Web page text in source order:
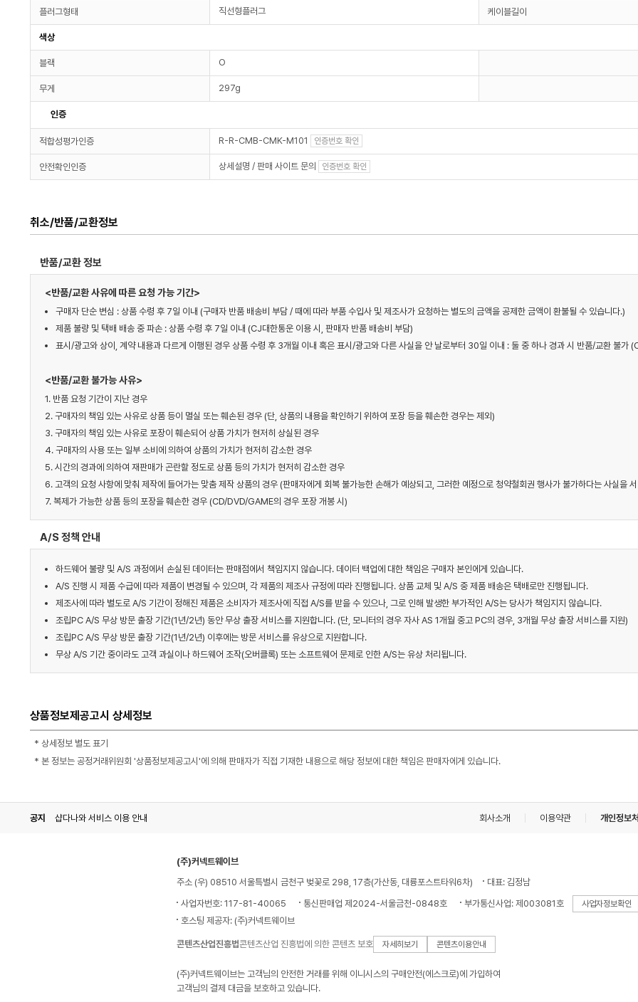
플러그형태 직선형플러그 케이블길이
색상
블랙 O
무게 297g
인증
적합성평가인증 R-R-CMB-CMK-M101 인증번호 확인
안전확인인증 상세설명 / 판매 사이트 문의 인증번호 확인
취소/반품/교환정보
반품/교환 정보
<반품/교환 사유에 따른 요청 가능 기간>
구매자 단순 변심 : 상품 수령 후 7일 이내 (구매자 반품 배송비 부담 / 때에 따라 부품 수입사 및 제조사가 요청하는 별도의 금액을 공제한 금액이 환불될 수 있습니다.)
제품 불량 및 택배 배송 중 파손 : 상품 수령 후 7일 이내 (CJ대한통운 이용 시, 판매자 반품 배송비 부담)
표시/광고와 상이, 계약 내용과 다르게 이행된 경우 상품 수령 후 3개월 이내 혹은 표시/광고와 다른 사실을 안 날로부터 30일 이내 : 둘 중 하나 경과 시 반품/교환 불가
<반품/교환 불가능 사유>
1. 반품 요청 기간이 지난 경우
2. 구매자의 책임 있는 사유로 상품 등이 멸실 또는 훼손된 경우 (단, 상품의 내용을 확인하기 위하여 포장 등을 훼손한 경우는 제외)
3. 구매자의 책임 있는 사유로 포장이 훼손되어 상품 가치가 현저히 상실된 경우
4. 구매자의 사용 또는 일부 소비에 의하여 상품의 가치가 현저히 감소한 경우
5. 시간의 경과에 의하여 재판매가 곤란할 정도로 상품 등의 가치가 현저히 감소한 경우
6. 고객의 요청 사항에 맞춰 제작에 들어가는 맞춤 제작 상품의 경우 (판매자에게 회복 불가능한 손해가 예상되고, 그러한 예정으로 청약철회권 행사가 불가하다는 사실을
7. 복제가 가능한 상품 등의 포장을 훼손한 경우 (CD/DVD/GAME의 경우 포장 개봉 시)
A/S 정책 안내
하드웨어 불량 및 A/S 과정에서 손실된 데이터는 판매점에서 책임지지 않습니다. 데이터 백업에 대한 책임은 구매자 본인에게 있습니다.
A/S 진행 시 제품 수급에 따라 제품이 변경될 수 있으며, 각 제품의 제조사 규정에 따라 진행됩니다. 상품 교체 및 A/S 중 제품 배송은 택배로만 진행됩니다.
제조사에 따라 별도로 A/S 기간이 정해진 제품은 소비자가 제조사에 직접 A/S를 받을 수 있으나, 그로 인해 발생한 부가적인 A/S는 당사가 책임지지 않습니다.
조립PC A/S 무상 방문 출장 기간(1년/2년) 동안 무상 출장 서비스를 지원합니다. (단, 모니터의 경우 자사 AS 1개월 중고 PC의 경우, 3개월 무상 출장 서비스를 지원)
조립PC A/S 무상 방문 출장 기간(1년/2년) 이후에는 방문 서비스를 유상으로 지원합니다.
무상 A/S 기간 중이라도 고객 과실이나 하드웨어 조작(오버클록) 또는 소프트웨어 문제로 인한 A/S는 유상 처리됩니다.
상품정보제공고시 상세정보
* 상세정보 별도 표기
* 본 정보는 공정거래위원회 '상품정보제공고시'에 의해 판매자가 직접 기재한 내용으로 해당 정보에 대한 책임은 판매자에게 있습니다.
공지 샵다나와 서비스 이용 안내 회사소개 이용약관 개인정보
(주)커넥트웨이브
주소 (우) 08510 서울특별시 금천구 벚꽃로 298, 17층(가산동, 대륭포스트타워6차)
대표: 김정남
사업자번호: 117-81-40065
통신판매업 제2024-서울금천-0848호 부가통신사업: 제003081호 사업자정보확인
호스팅 제공자: (주)커넥트웨이브
콘텐츠산업진흥법콘텐츠산업 진흥법에 의한 콘텐츠 보호 자세히보기 콘텐츠이용안내
(주)커넥트웨이브는 고객님의 안전한 거래를 위해 이니시스의 구매안전(에스크로)에 가입하여
고객님의 결제 대금을 보호하고 있습니다.